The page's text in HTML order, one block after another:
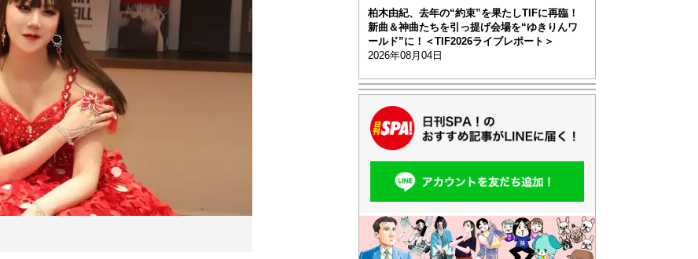
柏木由紀、去年の“約束”を果たしTIFに再臨！
新曲＆神曲たちを引っ提げ会場を“ゆきりんワ
ールド”に！＜TIF2026ライブレポート＞
2026年08月04日